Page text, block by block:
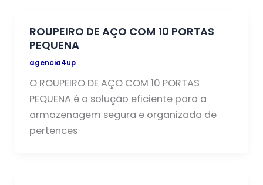
ROUPEIRO DE AÇO COM 10 PORTAS
PEQUENA
agencia4up
O ROUPEIRO DE AÇO COM 10 PORTAS
PEQUENA é a solução eficiente para a
armazenagem segura e organizada de
pertences